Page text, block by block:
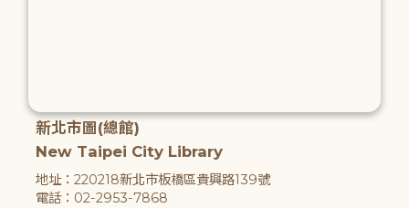
新北市圖(總館)
New Taipei City Library
地址：220218新北市板橋區貴興路139號
電話：02-2953-7868